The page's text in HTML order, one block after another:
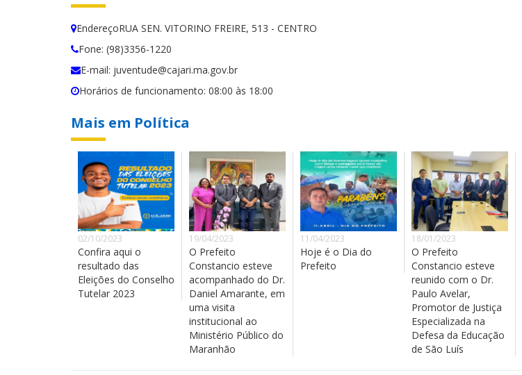
EndereçoRUA SEN. VITORINO FREIRE, 513 - CENTRO
Fone: (98)3356-1220
E-mail: juventude@cajari.ma.gov.br
Horários de funcionamento: 08:00 às 18:00
Mais em Política
02/10/2023
Confira aqui o
resultado das
Eleições do Conselho
Tutelar 2023
19/04/2023
O Prefeito
Constancio esteve
acompanhado do Dr.
Daniel Amarante, em
uma visita
institucional ao
Ministério Público do
Maranhão
11/04/2023
Hoje é o Dia do
Prefeito
18/01/2023
O Prefeito
Constancio esteve
reunido com o Dr.
Paulo Avelar,
Promotor de Justiça
Especializada na
Defesa da Educação
de São Luís